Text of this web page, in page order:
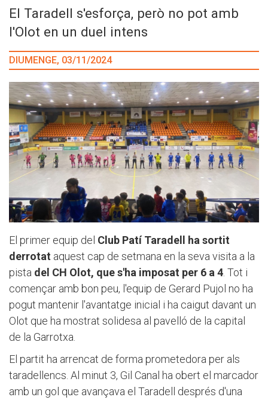
El Taradell s'esforça, però no pot amb
l'Olot en un duel intens
DIUMENGE, 03/11/2024
El primer equip del Club Patí Taradell ha sortit
derrotat aquest cap de setmana en la seva visita a la
pista del CH Olot, que s'ha imposat per 6 a 4 . Tot i
començar amb bon peu, l'equip de Gerard Pujol no ha
pogut mantenir l'avantatge inicial i ha caigut davant un
Olot que ha mostrat solidesa al pavelló de la capital
de la Garrotxa.
El partit ha arrencat de forma prometedora per als
taradellencs. Al minut 3, Gil Canal ha obert el marcador
amb un gol que avançava el Taradell després d'una